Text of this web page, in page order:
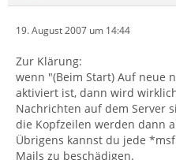
19. August 2007 um 14:44
Zur Klärung:
wenn "(Beim Start) Auf neue
aktiviert ist, dann wird
Nachrichten auf dem Server
die Kopfzeilen werden dann
Übrigens kannst du jede
Mails zu beschädigen.